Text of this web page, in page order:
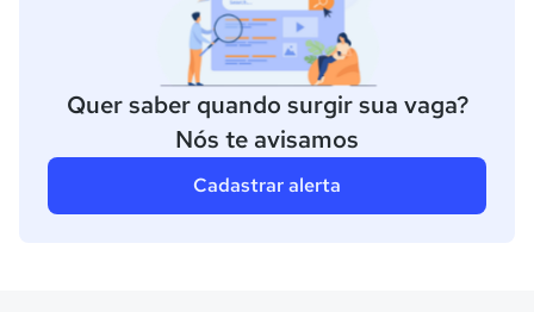
Quer saber quando surgir sua vaga?
Nós te avisamos
Cadastrar alerta